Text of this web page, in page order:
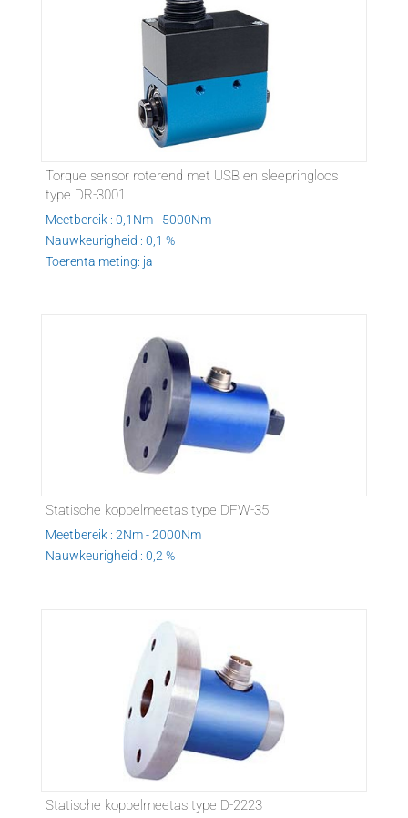
Torque sensor roterend met USB en sleepringloos
type DR-3001
Meetbereik : 0,1Nm - 5000Nm
Nauwkeurigheid : 0,1 %
Toerentalmeting: ja
Statische koppelmeetas type DFW-35
Meetbereik : 2Nm - 2000Nm
Nauwkeurigheid : 0,2 %
Statische koppelmeetas type D-2223